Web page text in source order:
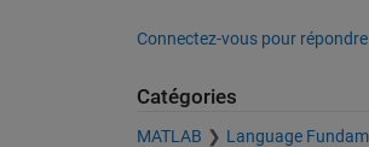
Connectez-vous pour
Catégories
MATLAB Language